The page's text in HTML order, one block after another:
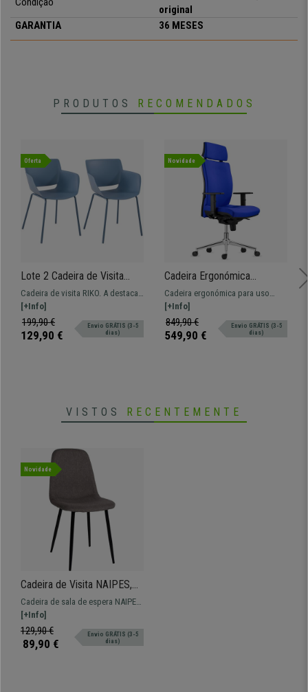
original
GARANTIA
36 MESES
PRODUTOS RECOMENDADOS
Oferta
Lote 2 Cadeira de Visita
RIKO Simples e Funcional,
Apoio de Braços Integrados,
Cor Azul
Cadeira de visita RIKO. A destacar
o seu design simples, empillhável
e prático.
[+Info]
199,90 €
129,90 €
Envio GRÁTIS (3-5
dias)
Novidade
Cadeira Ergonómica
MARVEL, em Pano Azul,
com Base Metálica, Apoio
para Cabeça e Apoio
Lombar
Cadeira ergonómica para uso
profissional com encosto
regulável, apoio lombar e braços
reguláveis em altura.
[+Info]
849,90 €
549,90 €
Envio GRÁTIS (3-5
dias)
VISTOS RECENTEMENTE
Novidade
Cadeira de Visita NAIPES,
Estructura Metálica, Em
Tecido, Cor Cinzento Escuro
Cadeira de sala de espera NAIPES,
um modelo moderno ideal para
deixar as suas visitas
confortáveis!
[+Info]
129,90 €
89,90 €
Envio GRÁTIS (3-5
dias)